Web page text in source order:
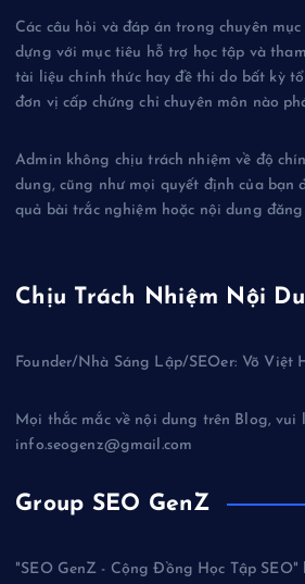
Các câu hỏi và đáp án trong chuyên
dựng với mục tiêu hỗ trợ học tập và
tài liệu chính thức hay đề thi do bất kỳ
đơn vị cấp chứng chỉ chuyên môn nào
Admin không chịu trách nhiệm về độ
dung, cũng như mọi quyết định của bạn
quả bài trắc nghiệm hoặc nội dung
Chịu Trách Nhiệm Nội
Founder/Nhà Sáng Lập/SEOer: Võ Việt
Mọi thắc mắc về nội dung trên Blog, vui
info.seogenz@gmail.com
Group SEO GenZ
"SEO GenZ - Cộng Đồng Học Tập